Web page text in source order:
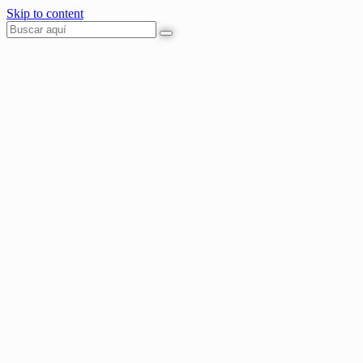
Skip to content